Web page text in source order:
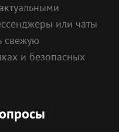
или чаты
свежую
и безопасных